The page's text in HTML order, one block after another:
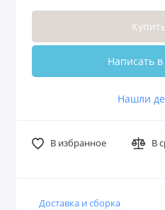
Купить
Написать
Нашли
В избранное В
Доставка и сборка